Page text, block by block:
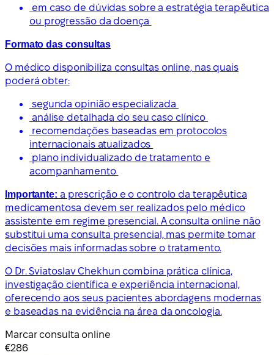
em caso de dúvidas sobre a estratégia terapêutica
ou progressão da doença
Formato das consultas
O médico disponibiliza consultas online, nas quais
poderá obter:
segunda opinião especializada
análise detalhada do seu caso clínico
recomendações baseadas em protocolos
internacionais atualizados
plano individualizado de tratamento e
acompanhamento
Importante: a prescrição e o controlo da terapêutica
medicamentosa devem ser realizados pelo médico
assistente em regime presencial. A consulta online não
substitui uma consulta presencial, mas permite tomar
decisões mais informadas sobre o tratamento.
O Dr. Sviatoslav Chekhun combina prática clínica,
investigação científica e experiência internacional,
oferecendo aos seus pacientes abordagens modernas
e baseadas na evidência na área da oncologia.
Marcar consulta online
€286